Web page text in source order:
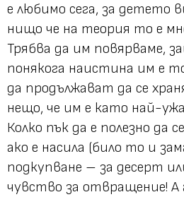
е любимо сега, за детето
нищо че на теория то е
Трябва да им повярваме,
понякога наистина им е
да продължават да се
нещо, че им е като най-
Колко пък да е полезно да
ако е насила (било то и
подкупване – за десерт
чувство за отвращение! А